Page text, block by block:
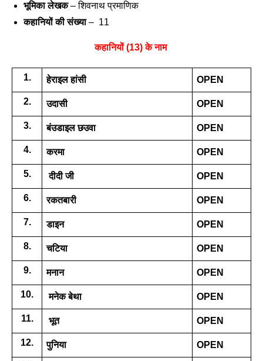
भूमिका लेखक – शिवनाथ प्रमाणिक
कहानियों की संख्या –  11
कहानियों (13) के नाम
1. हेराइल हांसी OPEN
2. उदासी OPEN
3. बंउडाइल छउवा OPEN
4. करमा OPEN
5. दीदी जी OPEN
6. रकतबारी OPEN
7. डाइन OPEN
8. चटिया OPEN
9. मनान OPEN
10. मनेक बेथा OPEN
11. भूत OPEN
12. पुनिया OPEN